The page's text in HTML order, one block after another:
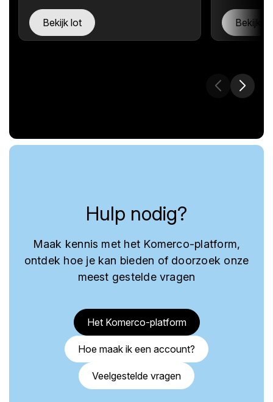
Bekijk lot Bekijk
Hulp nodig?
Maak kennis met het Komerco-platform,
ontdek hoe je kan bieden of doorzoek onze
meest gestelde vragen
Het Komerco-platform
Hoe maak ik een account?
Veelgestelde vragen